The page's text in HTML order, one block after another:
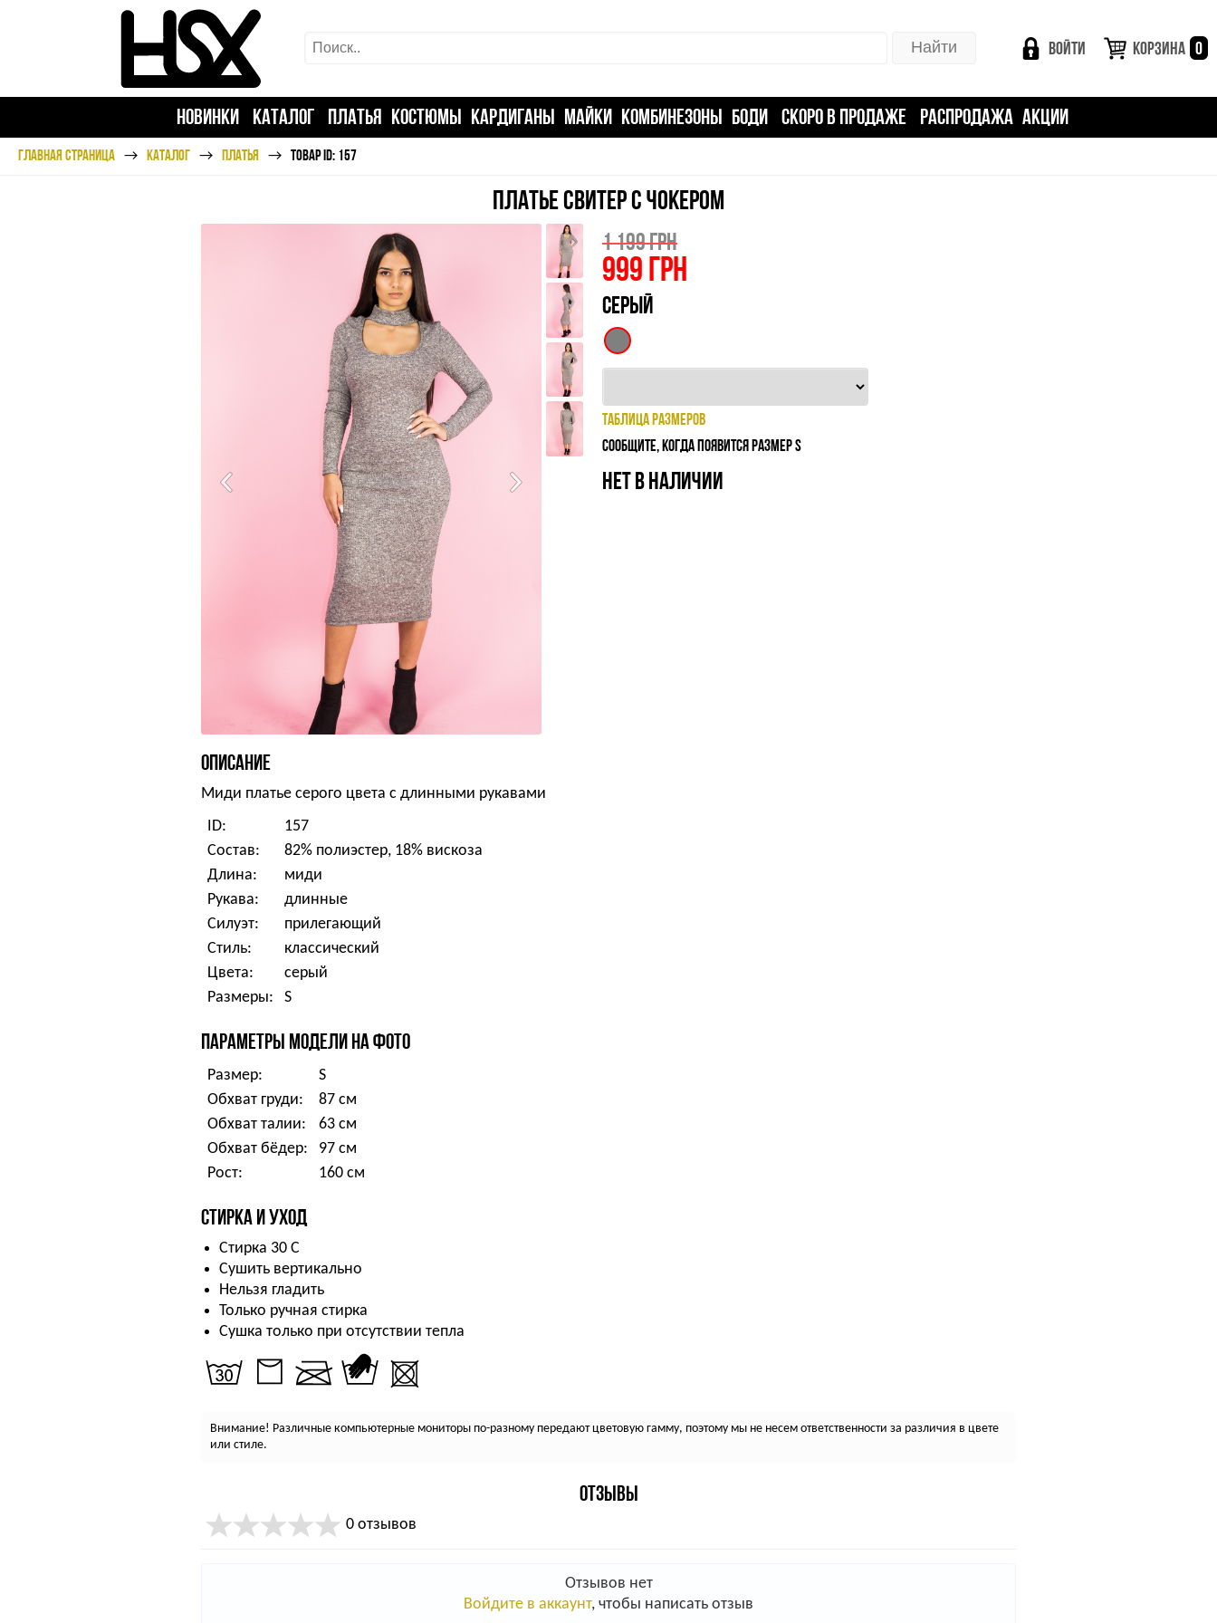
ВОЙТИ КОРЗИНА 0
НОВИНКИ КАТАЛОГ ПЛАТЬЯ КОСТЮМЫ КАРДИГАНЫ МАЙКИ КОМБИНЕЗОНЫ БОДИ СКОРО В ПРОДАЖЕ РАСПРОДАЖА АКЦИИ
ГЛАВНАЯ СТРАНИЦА КАТАЛОГ ПЛАТЬЯ ТОВАР ID: 157
ПЛАТЬЕ СВИТЕР С ЧОКЕРОМ
1 199 ГРН
999ГРН
СЕРЫЙ
ТАБЛИЦА РАЗМЕРОВ
СООБЩИТЕ, КОГДА ПОЯВИТСЯ РАЗМЕР S
НЕТ В НАЛИЧИИ
ОПИСАНИЕ
Миди платье серого цвета с длинными рукавами
ID:
157
Состав:
82% полиэстер, 18% вискоза
Длина:
миди
Рукава:
длинные
Силуэт:
прилегающий
Стиль:
классический
Цвета:
серый
Размеры:
S
ПАРАМЕТРЫ МОДЕЛИ НА ФОТО
Размер:
S
Обхват груди:
87 см
Обхват талии:
63 см
Обхват бёдер:
97 см
Рост:
160 см
СТИРКА И УХОД
Стирка 30 С
Сушить вертикально
Нельзя гладить
Только ручная стирка
Сушка только при отсутствии тепла
Внимание! Различные компьютерные мониторы по-разному передают цветовую гамму, поэтому мы не несем ответственности за различия в цвете
или стиле.
ОТЗЫВЫ
0 отзывов
Отзывов нет
Войдите в аккаунт, чтобы написать отзыв